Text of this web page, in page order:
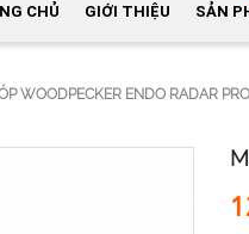
CHỦ GIỚI THIỆU SẢN
WOODPECKER ENDO RADAR